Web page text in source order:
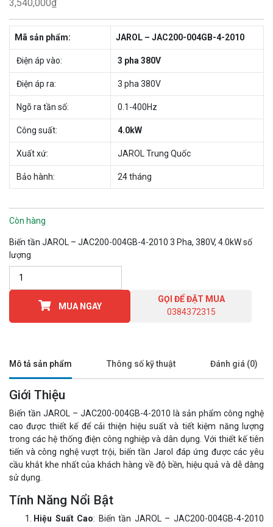
3,540,000₫
Mã sản phẩm: JAROL – JAC200-004GB-4-2010
Điện áp vào: 3 pha 380V
Điện áp ra: 3 pha 380V
Ngõ ra tần số: 0.1-400Hz
Công suất: 4.0kW
Xuất xứ: JAROL Trung Quốc
Bảo hành: 24 tháng
Còn hàng
Biến tần JAROL – JAC200-004GB-4-2010 3 Pha, 380V, 4.0kW số
lượng
MUA NGAY
GỌI ĐỂ ĐẶT MUA
0384372315
Mô tả sản phẩm Thông số kỹ thuật Đánh giá (0)
Giới Thiệu
Biến tần JAROL – JAC200-004GB-4-2010 là sản phẩm công nghệ
cao được thiết kế để cải thiện hiệu suất và tiết kiệm năng lượng
trong các hệ thống điện công nghiệp và dân dụng. Với thiết kế tiên
tiến và công nghệ vượt trội, biến tần Jarol đáp ứng được các yêu
cầu khắt khe nhất của khách hàng về độ bền, hiệu quả và dễ dàng
sử dụng.
Tính Năng Nổi Bật
Hiệu Suất Cao: Biến tần JAROL – JAC200-004GB-4-2010